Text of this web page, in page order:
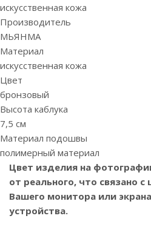
искусственная кожа
Производитель
МЬЯНМА
Материал
искусственная кожа
Цвет
бронзовый
Высота каблука
7,5 см
Материал подошвы
полимерный материал
Цвет изделия на
от реального, что связано
Вашего монитора или
устройства.